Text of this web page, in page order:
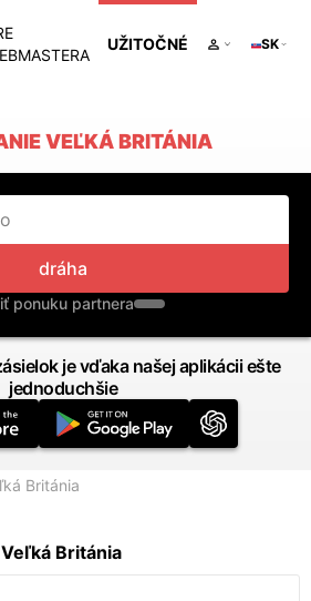
UŽITOČNÉ SK
VEĽKÁ BRITÁNIA
dráha
ponuku partnera
je vďaka našej aplikácii ešte
jednoduchšie
Británia
Británia